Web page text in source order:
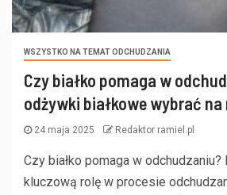
WSZYSTKO NA TEMAT ODCHUDZANIA
Czy białko pomaga w
odżywki białkowe wybrać
24 maja 2025 Redaktor ramiel.pl
Czy białko pomaga w odchudzaniu?
kluczową rolę w procesie